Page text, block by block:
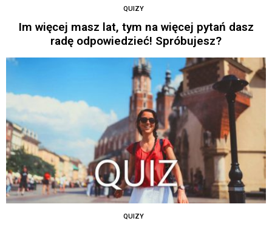
QUIZY
Im więcej masz lat, tym na więcej pytań dasz
radę odpowiedzieć! Spróbujesz?
QUIZY